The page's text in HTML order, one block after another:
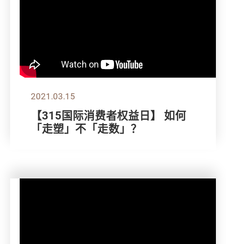
2021.03.15
【315国际消费者权益日】 如何
「走塑」不「走数」？